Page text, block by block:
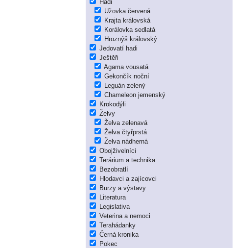
Hadi
Užovka červená
Krajta královská
Korálovka sedlatá
Hroznýš královský
Jedovatí hadi
Ještěři
Agama vousatá
Gekončík noční
Leguán zelený
Chameleon jemenský
Krokodýli
Želvy
Želva zelenavá
Želva čtyřprstá
Želva nádherná
Obojživelníci
Terárium a technika
Bezobratlí
Hlodavci a zajícovci
Burzy a výstavy
Literatura
Legislativa
Veterina a nemoci
Terahádanky
Černá kronika
Pokec